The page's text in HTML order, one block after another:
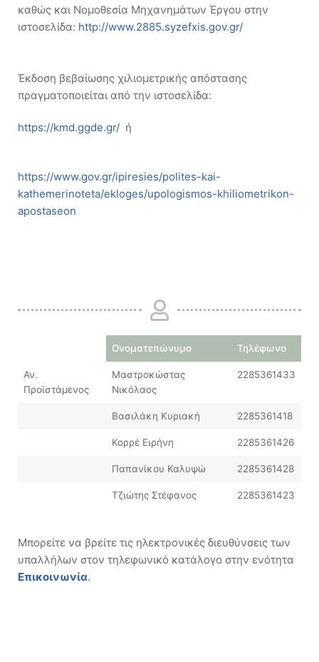
καθώς και Νομοθεσία Μηχανημάτων Έργου στην
ιστοσελίδα: http://www.2885.syzefxis.gov.gr/
Έκδοση βεβαίωσης χιλιομετρικής απόστασης
πραγματοποιείται από την ιστοσελίδα:
https://kmd.ggde.gr/ ή
https://www.gov.gr/ipiresies/polites-kai-
kathemerinoteta/ekloges/upologismos-khiliometrikon-
apostaseon
Ονοματεπώνυμο Τηλέφωνο
Αν.
Προϊστάμενος
Μαστροκώστας
Νικόλαος
2285361433
Βασιλάκη Κυριακή 2285361418
Κορρέ Ειρήνη 2285361426
Παπανίκου Καλυψώ 2285361428
Τζιώτης Στέφανος 2285361423
Μπορείτε να βρείτε τις ηλεκτρονικές διευθύνσεις των
υπαλλήλων στον τηλεφωνικό κατάλογο στην ενότητα
Επικοινωνία.